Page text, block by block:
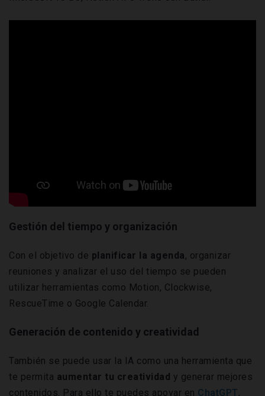
Gestión del tiempo y organización
Con el objetivo de planificar la agenda, organizar
reuniones y analizar el uso del tiempo se pueden
utilizar herramientas como Motion, Clockwise,
RescueTime o Google Calendar.
Generación de contenido y creatividad
También se puede usar la IA como una herramienta que
te permita aumentar tu creatividad y generar mejores
contenidos. Para ello te puedes apoyar en ChatGPT,